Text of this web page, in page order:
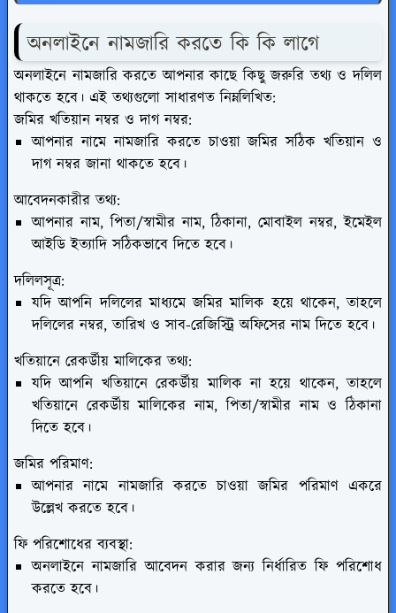
অনলাইনে নামজারি করতে কি কি লাগে
অনলাইনে নামজারি করতে আপনার কাছে কিছু জরুরি তথ্য ও দলিল
থাকতে হবে। এই তথ্যগুলো সাধারণত নিম্নলিখিত:
জমির খতিয়ান নম্বর ও দাগ নম্বর:
আপনার নামে নামজারি করতে চাওয়া জমির সঠিক খতিয়ান ও
দাগ নম্বর জানা থাকতে হবে।
আবেদনকারীর তথ্য:
আপনার নাম, পিতা/স্বামীর নাম, ঠিকানা, মোবাইল নম্বর, ইমেইল
আইডি ইত্যাদি সঠিকভাবে দিতে হবে।
দলিলসূত্র:
যদি আপনি দলিলের মাধ্যমে জমির মালিক হয়ে থাকেন, তাহলে
দলিলের নম্বর, তারিখ ও সাব-রেজিস্ট্রি অফিসের নাম দিতে হবে।
খতিয়ানে রেকর্ডীয় মালিকের তথ্য:
যদি আপনি খতিয়ানে রেকর্ডীয় মালিক না হয়ে থাকেন, তাহলে
খতিয়ানে রেকর্ডীয় মালিকের নাম, পিতা/স্বামীর নাম ও ঠিকানা
দিতে হবে।
জমির পরিমাণ:
আপনার নামে নামজারি করতে চাওয়া জমির পরিমাণ একরে
উল্লেখ করতে হবে।
ফি পরিশোধের ব্যবস্থা:
অনলাইনে নামজারি আবেদন করার জন্য নির্ধারিত ফি পরিশোধ
করতে হবে।